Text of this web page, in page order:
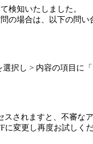
検知いたしました。
の場合は、以下の問い
択し > 内容の項目に
されますと、不審な
変更し再度お試しくだ